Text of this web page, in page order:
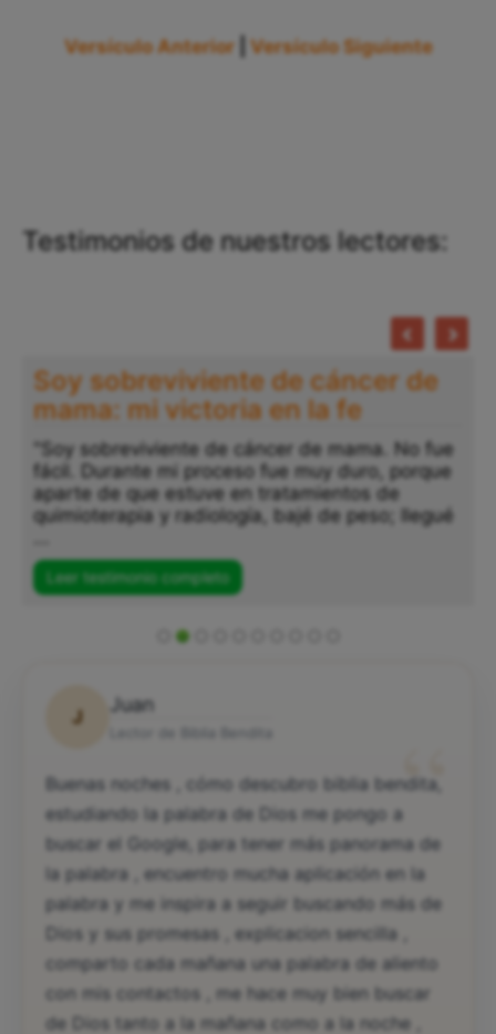
Versículo Anterior Versículo Siguiente
Testimonios de nuestros lectores:
Soy sobreviviente de cáncer de
mama: mi victoria en la fe
"Soy sobreviviente de cáncer de mama. No fue
fácil. Durante mi proceso fue muy duro, porque
aparte de que estuve en tratamientos de
quimioterapia y radiología, bajé de peso; llegué
Leer testimonio completo
J
Juan
“
Buenas noches , cómo descubro biblia bendita,
estudiando la palabra de Dios me pongo a
buscar el Google, para tener más panorama de
la palabra , encuentro mucha aplicación en la
palabra y me inspira a seguir buscando más de
Dios y sus promesas , explicacion sencilla ,
comparto cada mañana una palabra de aliento
con mis contactos , me hace muy bien buscar
de Dios tanto a la mañana como a la noche ,